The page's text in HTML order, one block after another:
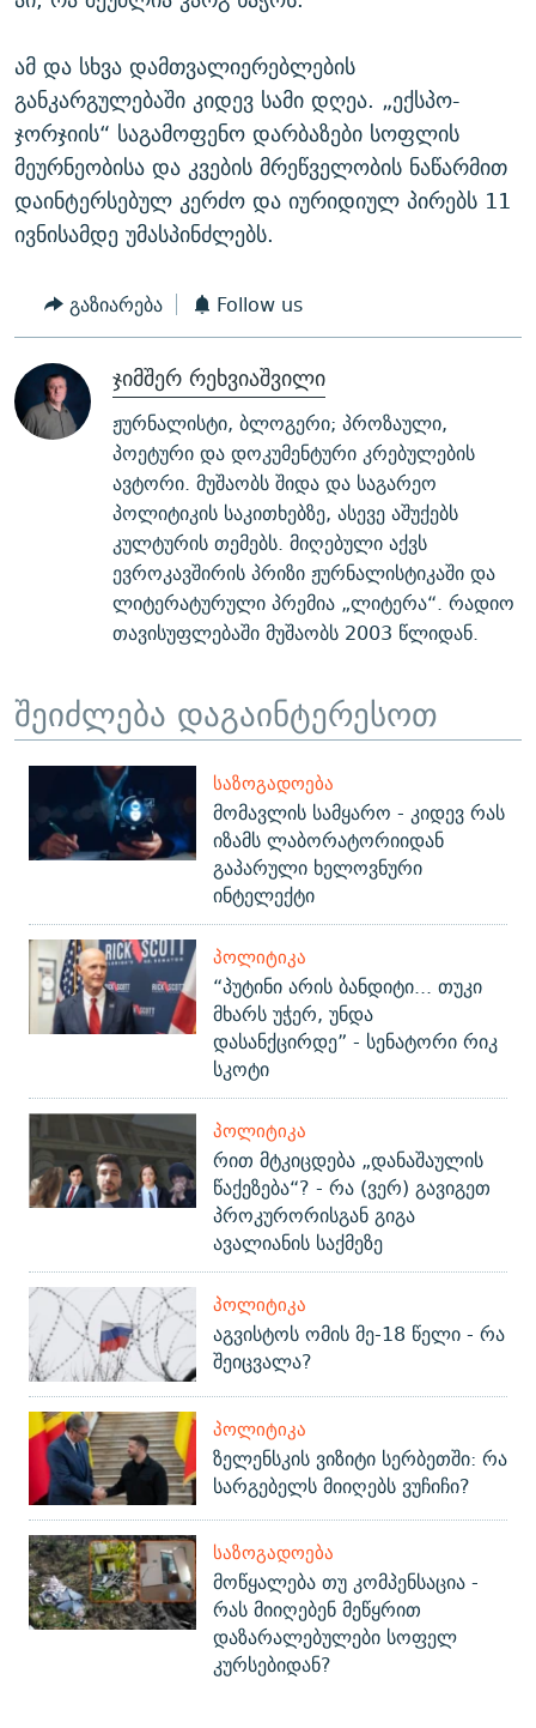
ამ და სხვა დამთვალიერებლების
განკარგულებაში კიდევ სამი დღეა. „ექსპო-
ჯორჯიის“ საგამოფენო დარბაზები სოფლის
მეურნეობისა და კვების მრეწველობის ნაწარმით
დაინტერსებულ კერძო და იურიდიულ პირებს 11
ივნისამდე უმასპინძლებს.
გაზიარება Follow us
ჯიმშერ რეხვიაშვილი
ჟურნალისტი, ბლოგერი; პროზაული,
პოეტური და დოკუმენტური კრებულების
ავტორი. მუშაობს შიდა და საგარეო
პოლიტიკის საკითხებზე, ასევე აშუქებს
კულტურის თემებს. მიღებული აქვს
ევროკავშირის პრიზი ჟურნალისტიკაში და
ლიტერატურული პრემია „ლიტერა“. რადიო
თავისუფლებაში მუშაობს 2003 წლიდან.
შეიძლება დაგაინტერესოთ
ᲡᲐᲖᲝᲒᲐᲓᲝᲔᲑᲐ
მომავლის სამყარო - კიდევ რას
იზამს ლაბორატორიიდან
გაპარული ხელოვნური
ინტელექტი
ᲞᲝᲚᲘᲢᲘᲙᲐ
“პუტინი არის ბანდიტი... თუკი
მხარს უჭერ, უნდა
დასანქცირდე” - სენატორი რიკ
სკოტი
ᲞᲝᲚᲘᲢᲘᲙᲐ
რით მტკიცდება „დანაშაულის
წაქეზება“? - რა (ვერ) გავიგეთ
პროკურორისგან გიგა
ავალიანის საქმეზე
ᲞᲝᲚᲘᲢᲘᲙᲐ
აგვისტოს ომის მე-18 წელი - რა
შეიცვალა?
ᲞᲝᲚᲘᲢᲘᲙᲐ
ზელენსკის ვიზიტი სერბეთში: რა
სარგებელს მიიღებს ვუჩიჩი?
ᲡᲐᲖᲝᲒᲐᲓᲝᲔᲑᲐ
მოწყალება თუ კომპენსაცია -
რას მიიღებენ მეწყრით
დაზარალებულები სოფელ
კურსებიდან?